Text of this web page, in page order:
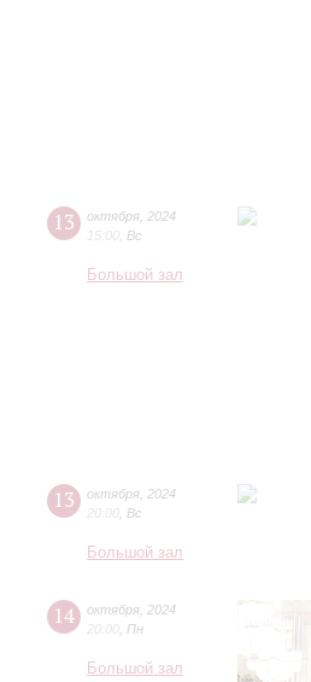
13 октября 2024
15:00 Вс
Большой зал
13 октября 2024
20:00 Вс
Большой зал
14 октября 2024
20:00 Пн
Большой зал